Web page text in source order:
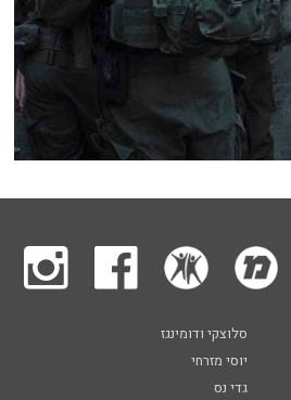
סלוצקי ודומינגז
יוסי מזרחי
גדי נס